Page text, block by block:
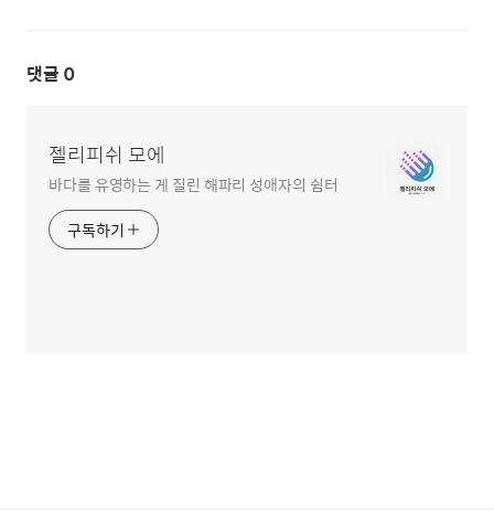
댓글 0
젤리피쉬 모에
바다를 유영하는 게 질린 해파리 성애자의 쉼터
구독하기